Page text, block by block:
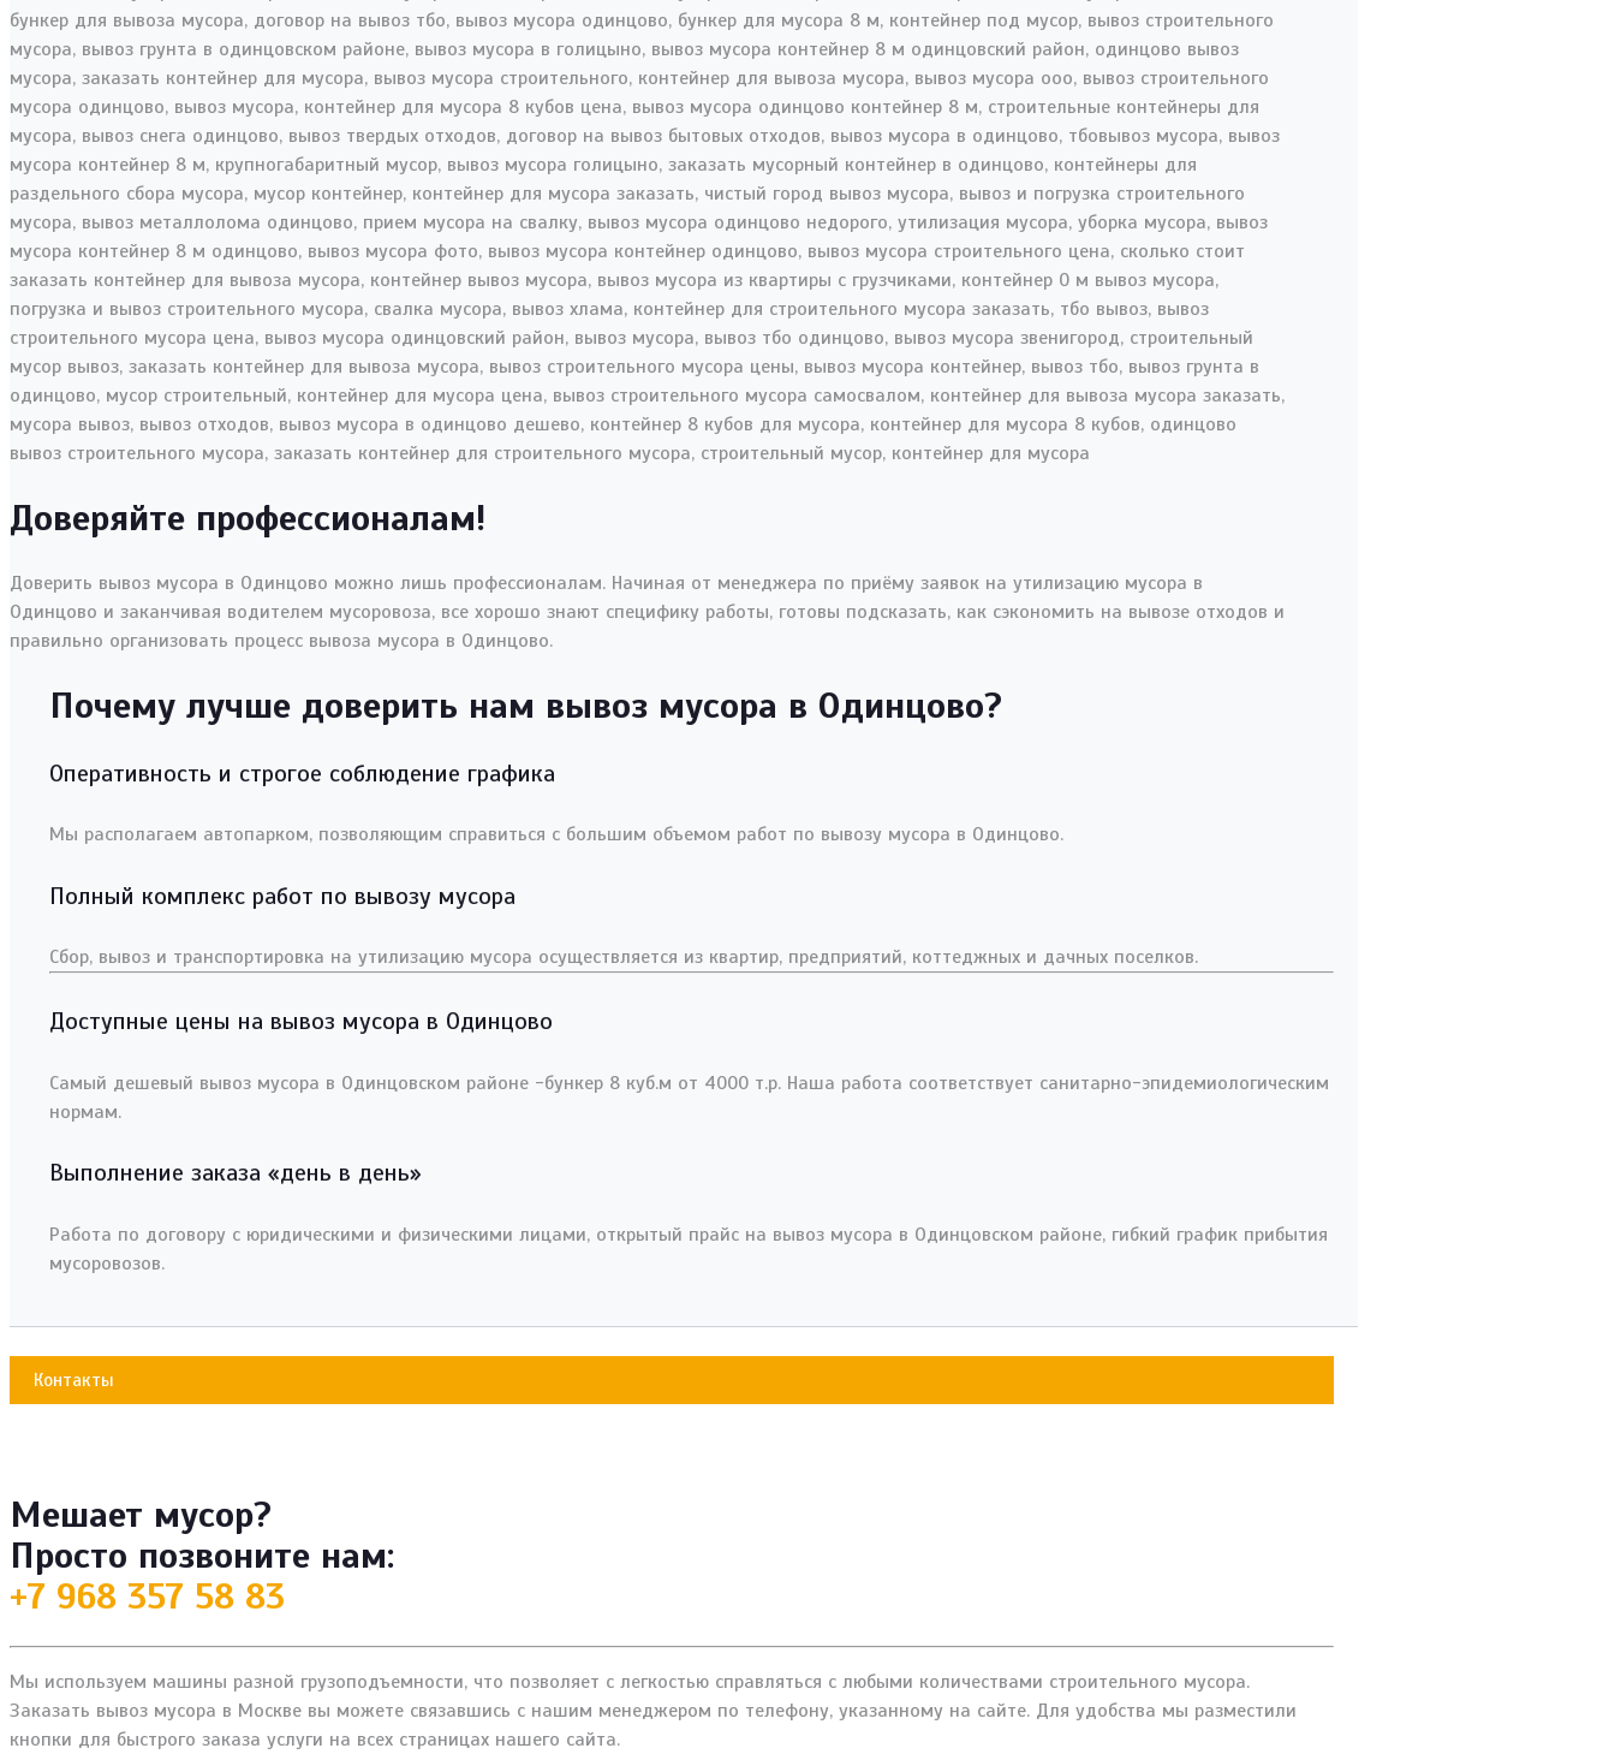
Доверяйте профессионалам!
Доверить вывоз мусора в Одинцово можно лишь профессионалам. Начиная от менеджера по приёму заявок на утилизацию мусора в
Одинцово и заканчивая водителем мусоровоза, все хорошо знают специфику работы, готовы подсказать, как сэкономить на вывозе отходов и
правильно организовать процесс вывоза мусора в Одинцово.
Почему лучше доверить нам вывоз мусора в Одинцово?
Оперативность и строгое соблюдение графика
Мы располагаем автопарком, позволяющим справиться с большим объемом работ по вывозу мусора в Одинцово.
Полный комплекс работ по вывозу мусора
Сбор, вывоз и транспортировка на утилизацию мусора осуществляется из квартир, предприятий, коттеджных и дачных поселков.
Доступные цены на вывоз мусора в Одинцово
Самый дешевый вывоз мусора в Одинцовском районе -бункер 8 куб.м от 4000 т.р. Наша работа соответствует санитарно-эпидемиологическим
нормам.
Выполнение заказа «день в день»
Работа по договору с юридическими и физическими лицами, открытый прайс на вывоз мусора в Одинцовском районе, гибкий график прибытия
мусоровозов.
Контакты
Мешает мусор?
Просто позвоните нам:
+7 968 357 58 83
Мы используем машины разной грузоподъемности, что позволяет с легкостью справляться с любыми количествами строительного мусора.
Заказать вывоз мусора в Москве вы можете связавшись с нашим менеджером по телефону, указанному на сайте. Для удобства мы разместили
кнопки для быстрого заказа услуги на всех страницах нашего сайта.